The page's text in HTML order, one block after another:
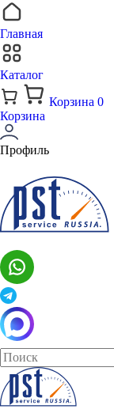
Главная
Каталог
Корзина 0
Корзина
Профиль